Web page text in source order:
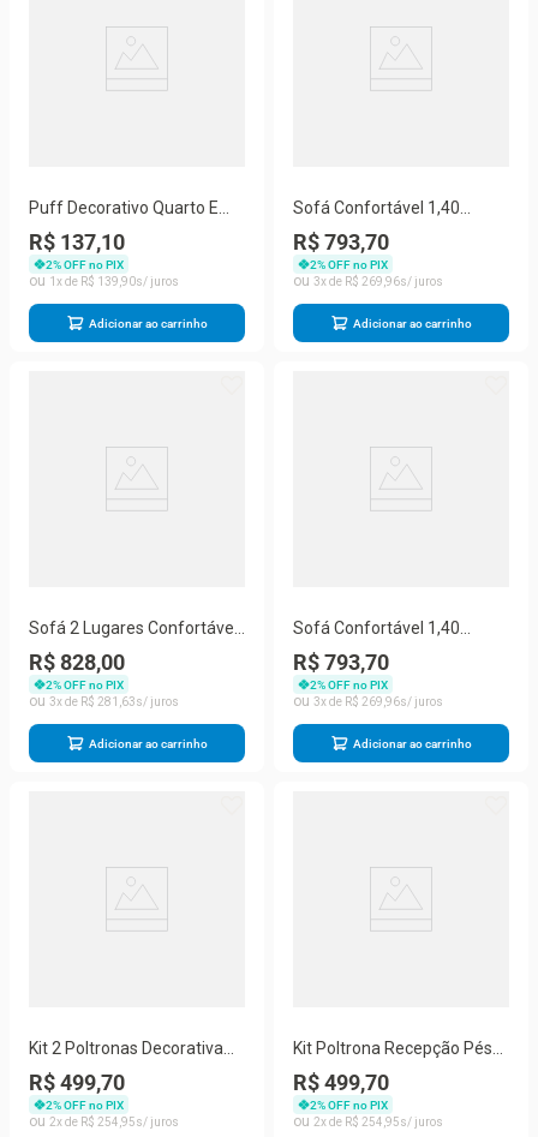
Puff Decorativo Quarto E
Sala De Estar Suede Light
Herrero Cor:cinza
R$ 137,10
2% OFF no PIX
1
R$ 139 90
Adicionar ao carrinho
Sofá Confortável 1,40
Pequeno Compacto Small
Cinza
R$ 793,70
2% OFF no PIX
3
R$ 269 96
Adicionar ao carrinho
Sofá 2 Lugares Confortável
Pequeno 140cm Small
Herrero Verde
R$ 828,00
2% OFF no PIX
3
R$ 281 63
Adicionar ao carrinho
Sofá Confortável 1,40
Pequeno Compacto Small
Bege
R$ 793,70
2% OFF no PIX
3
R$ 269 96
Adicionar ao carrinho
Kit 2 Poltronas Decorativa
Sala E Quarto Nina Suede
Herrero Cor:rosa Bebê
R$ 499,70
2% OFF no PIX
2
R$ 254 95
Kit Poltrona Recepção Pés
Madeira Nina Preto
R$ 499,70
2% OFF no PIX
2
R$ 254 95